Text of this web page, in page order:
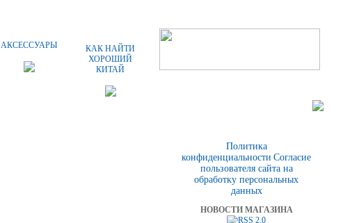
АКСЕССУАРЫ
КАК НАЙТИ
ХОРОШИЙ
КИТАЙ
Политика
конфиденциальности Согласие
пользователя сайта на
обработку персональных
данных
НОВОСТИ МАГАЗИНА